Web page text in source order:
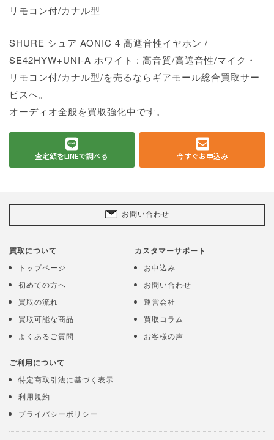
リモコン付/カナル型
SHURE シュア AONIC 4 高遮音性イヤホン /
SE42HYW+UNI-A ホワイト : 高音質/高遮音性/マイク・
リモコン付/カナル型/を売るならギアモール総合買取サー
ビスへ。
オーディオ全般を買取強化中です。
査定額をLINEで調べる 今すぐお申込み
お問い合わせ
買取について
トップページ
初めての方へ
買取の流れ
買取可能な商品
よくあるご質問
カスタマーサポート
お申込み
お問い合わせ
運営会社
買取コラム
お客様の声
ご利用について
特定商取引法に基づく表示
利用規約
プライバシーポリシー